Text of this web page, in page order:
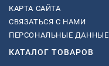
КАРТА САЙТА
СВЯЗАТЬСЯ С НАМИ
ПЕРСОНАЛЬНЫЕ ДАННЫЕ
КАТАЛОГ ТОВАРОВ